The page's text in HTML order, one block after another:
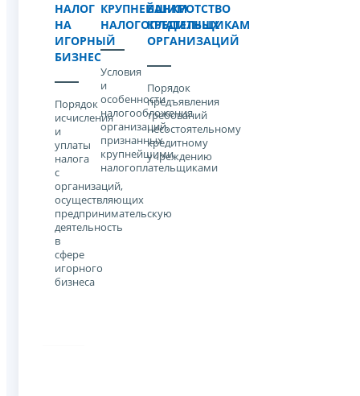
НАЛОГ
НА
ИГОРНЫЙ
БИЗНЕС
Порядок
исчисления
и
уплаты
налога
с
организаций,
осуществляющих
предпринимательскую
деятельность
в
сфере
игорного
бизнеса
КРУПНЕЙШИМ
НАЛОГОПЛАТЕЛЬЩИКАМ
Условия
и
особенности
налогообложения
организаций,
признанных
крупнейшими
налогоплательщиками
БАНКРОТСТВО
КРЕДИТНЫХ
ОРГАНИЗАЦИЙ
Порядок
предъявления
требований
несостоятельному
кредитному
учреждению